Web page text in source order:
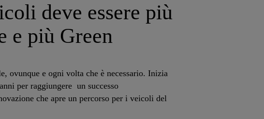
deve essere più
e più Green
ovunque e ogni volta che è necessario. Inizia
per raggiungere un successo
che apre un percorso per i veicoli del